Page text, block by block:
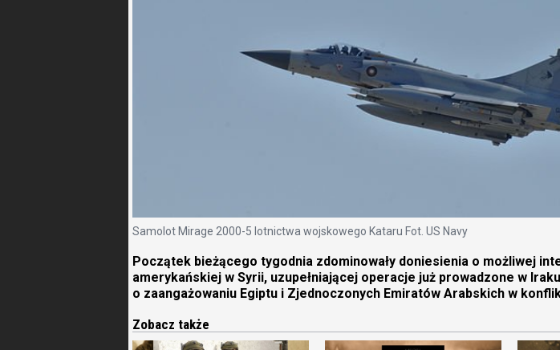
Samolot Mirage 2000-5 lotnictwa wojskowego Kataru Fot. US Navy
Początek bieżącego tygodnia zdominowały doniesienia o możliwej
amerykańskiej w Syrii, uzupełniającej operacje już prowadzone w
o zaangażowaniu Egiptu i Zjednoczonych Emiratów Arabskich w
Zobacz także